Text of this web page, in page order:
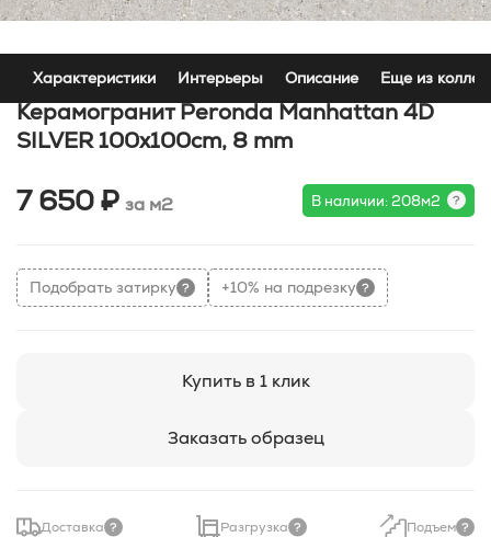
Характеристики Интерьеры Описание Еще из
Керамогранит Peronda Manhattan 4D
SILVER 100x100cm, 8 mm
7 650 ₽ за м2 В наличии: 208м2
Подобрать затирку +10% на подрезку
Купить в 1 клик
Заказать образец
Доставка Разгрузка Подъем